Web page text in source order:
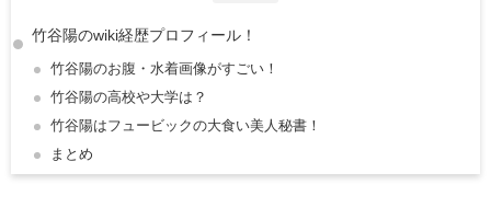
竹谷陽のwiki経歴プロフィール！
竹谷陽のお腹・水着画像がすごい！
竹谷陽の高校や大学は？
竹谷陽はフュービックの大食い美人秘書！
まとめ